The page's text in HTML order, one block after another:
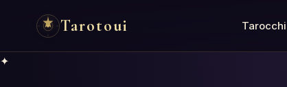
Tarotoui Tarocchi
✦